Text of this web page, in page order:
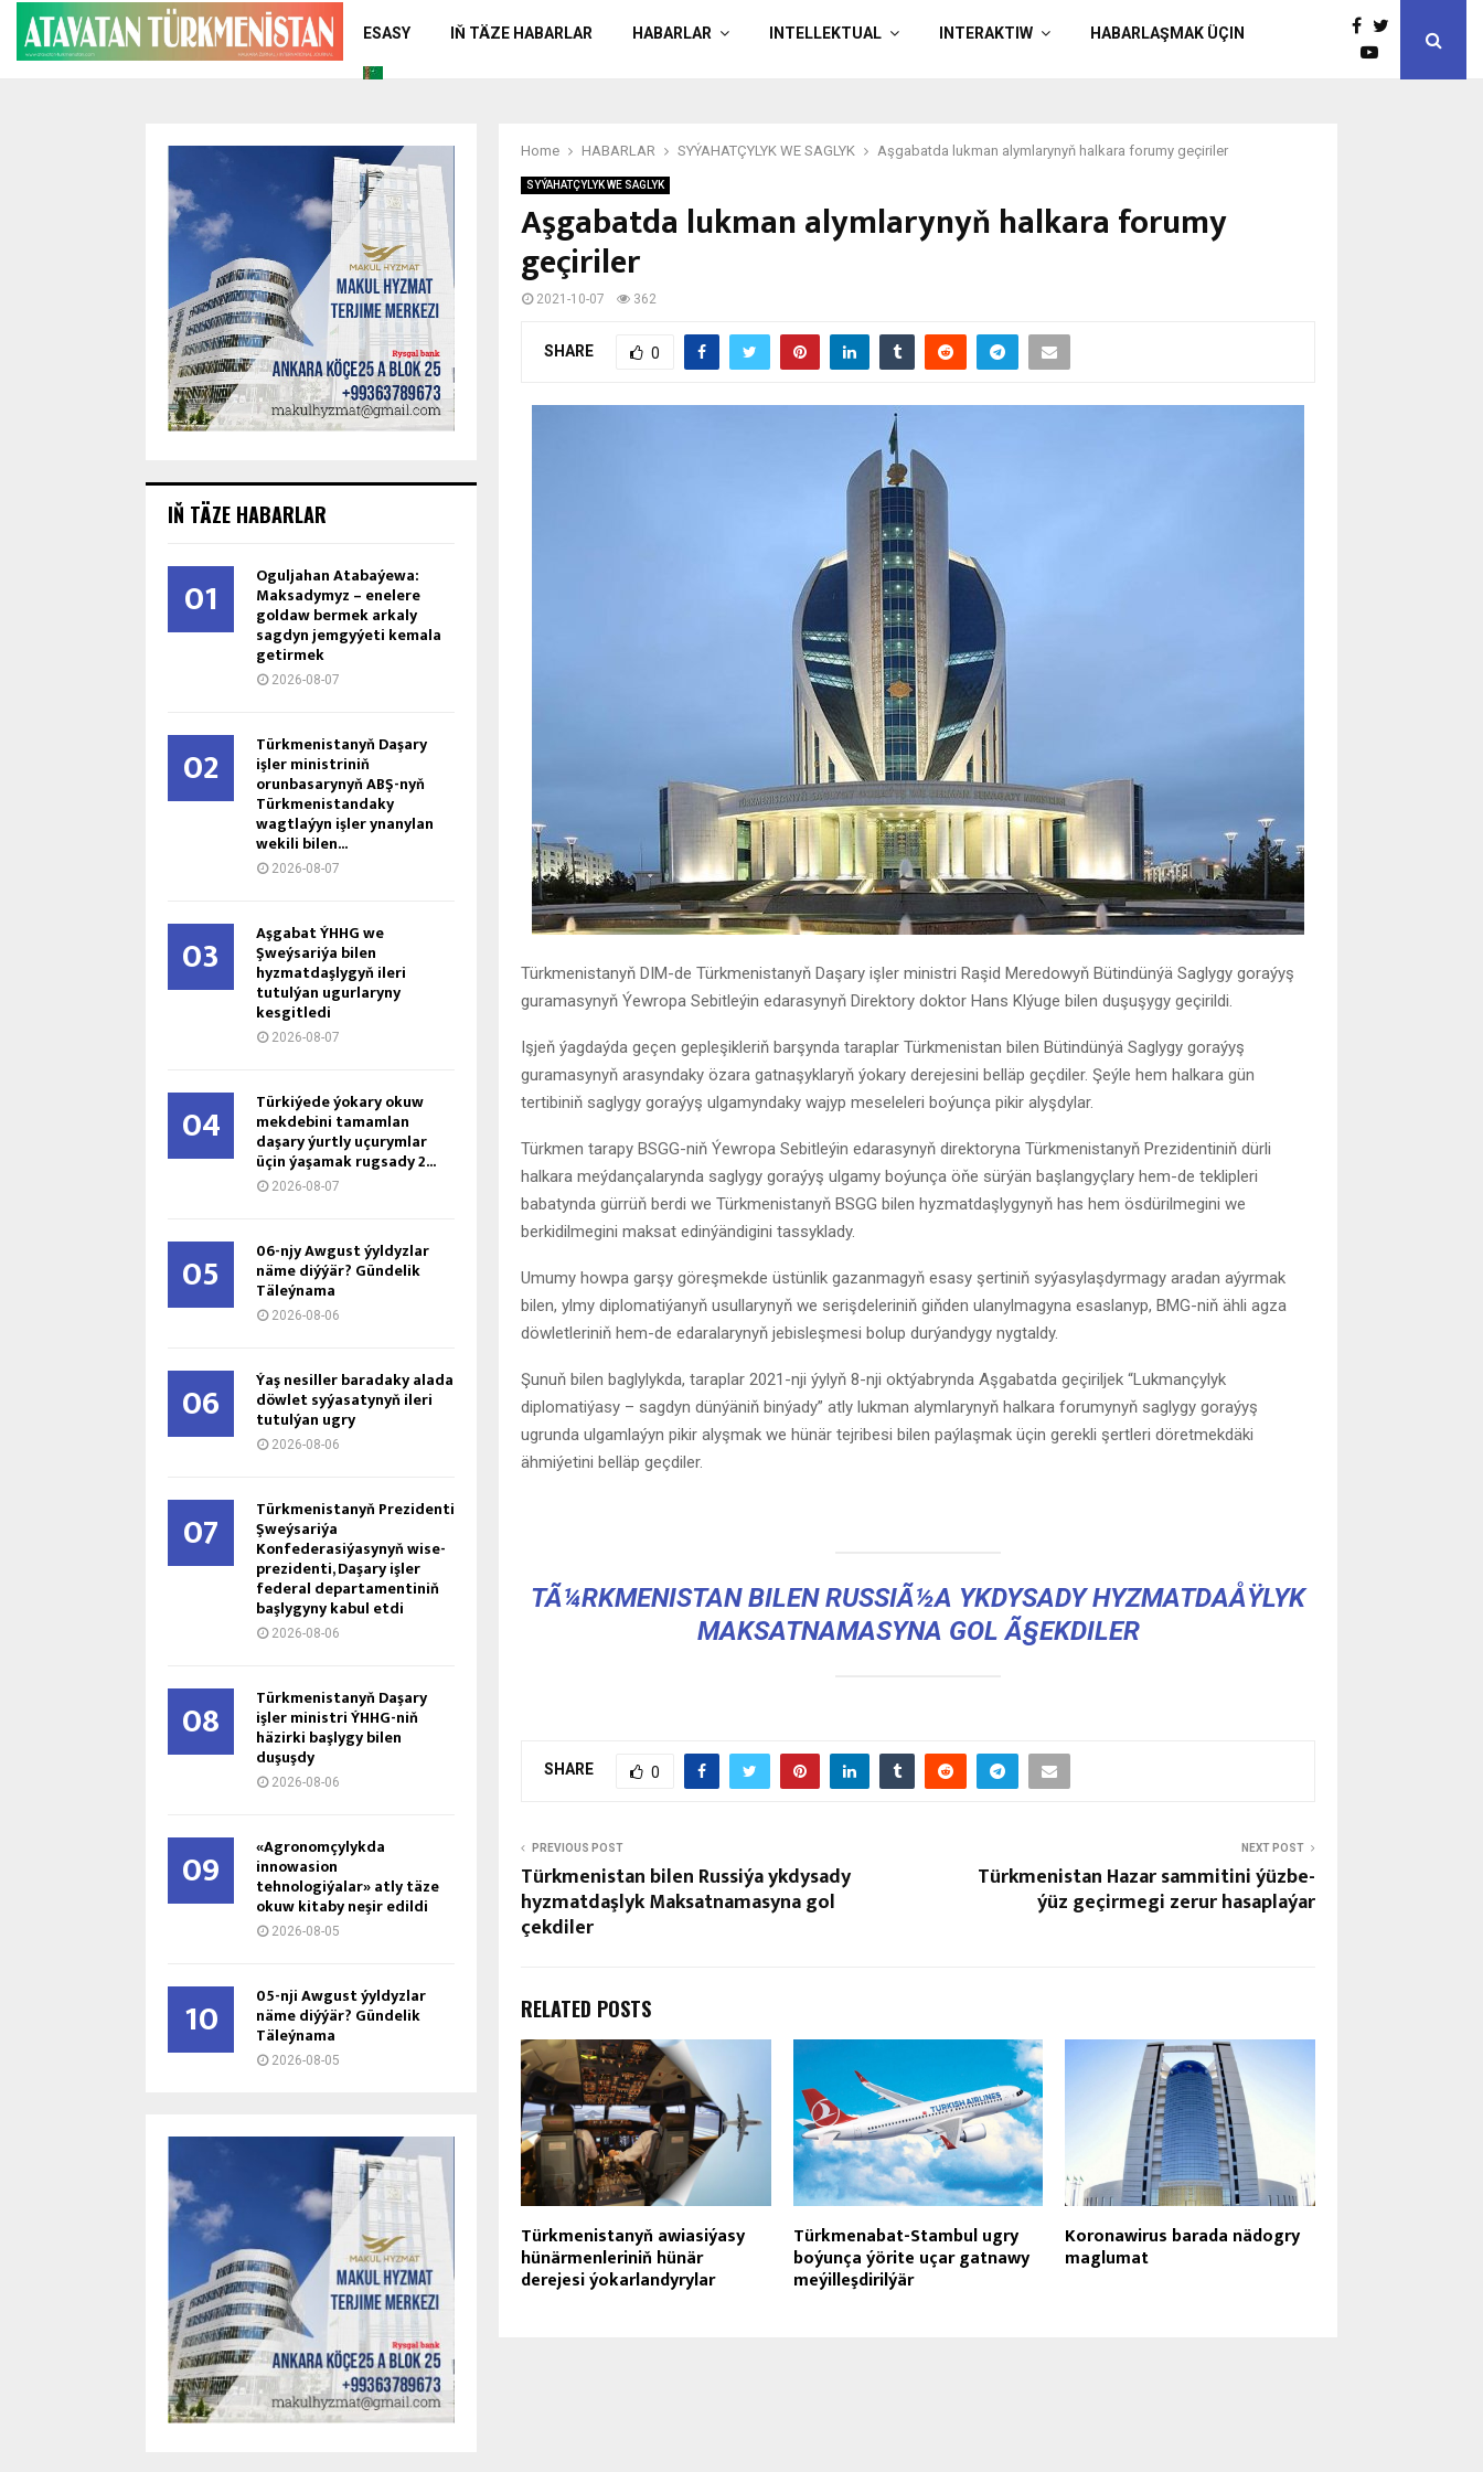
ESASY IŇ TÄZE HABARLAR HABARLAR INTELLEKTUAL INTERAKTIW HABARLAŞMAK ÜÇIN
Home HABARLAR SYÝAHATÇYLYK WE SAGLYK Aşgabatda lukman alymlarynyň halkara forumy geçiriler
SYÝAHATÇYLYK WE SAGLYK
Aşgabatda lukman alymlarynyň halkara forumy
geçiriler
2021-10-07 362
SHARE 0
Türkmenistanyň DIM-de Türkmenistanyň Daşary işler ministri Raşid Meredowyň Bütindünýä Saglygy goraýyş
guramasynyň Ýewropa Sebitleýin edarasynyň Direktory doktor Hans Klýuge bilen duşuşygy geçirildi.
Işjeň ýagdaýda geçen gepleşikleriň barşynda taraplar Türkmenistan bilen Bütindünýä Saglygy goraýyş
guramasynyň arasyndaky özara gatnaşyklaryň ýokary derejesini belläp geçdiler. Şeýle hem halkara gün
tertibiniň saglygy goraýyş ulgamyndaky wajyp meseleleri boýunça pikir alyşdylar.
Türkmen tarapy BSGG-niň Ýewropa Sebitleýin edarasynyň direktoryna Türkmenistanyň Prezidentiniň dürli
halkara meýdançalarynda saglygy goraýyş ulgamy boýunça öňe sürýän başlangyçlary hem-de teklipleri
babatynda gürrüň berdi we Türkmenistanyň BSGG bilen hyzmatdaşlygynyň has hem ösdürilmegini we
berkidilmegini maksat edinýändigini tassyklady.
Umumy howpa garşy göreşmekde üstünlik gazanmagyň esasy şertiniň syýasylaşdyrmagy aradan aýyrmak
bilen, ylmy diplomatiýanyň usullarynyň we serişdeleriniň giňden ulanylmagyna esaslanyp, BMG-niň ähli agza
döwletleriniň hem-de edaralarynyň jebisleşmesi bolup durýandygy nygtaldy.
Şunuň bilen baglylykda, taraplar 2021-nji ýylyň 8-nji oktýabrynda Aşgabatda geçiriljek “Lukmançylyk
diplomatiýasy – sagdyn dünýäniň binýady” atly lukman alymlarynyň halkara forumynyň saglygy goraýyş
ugrunda ulgamlaýyn pikir alyşmak we hünär tejribesi bilen paýlaşmak üçin gerekli şertleri döretmekdäki
ähmiýetini belläp geçdiler.
TÃ¼RKMENISTAN BILEN RUSSIÃ½A YKDYSADY HYZMATDAÅŸLYK
MAKSATNAMASYNA GOL Ã§EKDILER
SHARE 0
PREVIOUS POST
Türkmenistan bilen Russiýa ykdysady
hyzmatdaşlyk Maksatnamasyna gol
çekdiler
NEXT POST
Türkmenistan Hazar sammitini ýüzbe-
ýüz geçirmegi zerur hasaplaýar
RELATED POSTS
Türkmenistanyň awiasiýasy
hünärmenleriniň hünär
derejesi ýokarlandyrylar
Türkmenabat-Stambul ugry
boýunça ýörite uçar gatnawy
meýilleşdirilýär
Koronawirus barada nädogry
maglumat
IŇ TÄZE HABARLAR
01 Oguljahan Atabaýewa:
Maksadymyz – enelere
goldaw bermek arkaly
sagdyn jemgyýeti kemala
getirmek
2026-08-07
02 Türkmenistanyň Daşary
işler ministriniň
orunbasarynyň ABŞ-nyň
Türkmenistandaky
wagtlaýyn işler ynanylan
wekili bilen...
2026-08-07
03 Aşgabat ÝHHG we
Şweýsariýa bilen
hyzmatdaşlygyň ileri
tutulýan ugurlaryny
kesgitledi
2026-08-07
04 Türkiýede ýokary okuw
mekdebini tamamlan
daşary ýurtly uçurymlar
üçin ýaşamak rugsady 2...
2026-08-07
05 06-njy Awgust ýyldyzlar
näme diýýär? Gündelik
Täleýnama
2026-08-06
06 Ýaş ne­sil­ler ba­ra­da­ky ala­da
döw­let sy­ýa­sa­ty­nyň ile­ri
tu­tul­ýan ug­ry
2026-08-06
07 Türkmenistanyň Prezidenti
Şweýsariýa
Konfederasiýasynyň wise-
prezidenti, Daşary işler
federal departamentiniň
başlygyny kabul etdi
2026-08-06
08 Türkmenistanyň Daşary
işler ministri ÝHHG-niň
häzirki başlygy bilen
duşuşdy
2026-08-06
09 «Agronomçylykda
innowasion
tehnologiýalar» atly täze
okuw kitaby neşir edildi
2026-08-05
10 05-nji Awgust ýyldyzlar
näme diýýär? Gündelik
Täleýnama
2026-08-05